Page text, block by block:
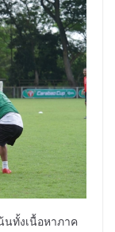
นทั้งเนื้อหาภาค